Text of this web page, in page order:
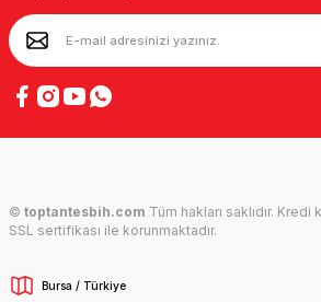
© toptantesbih.com Tüm hakları saklıdır.
SSL sertifikası ile korunmaktadır.
Bursa / Türkiye